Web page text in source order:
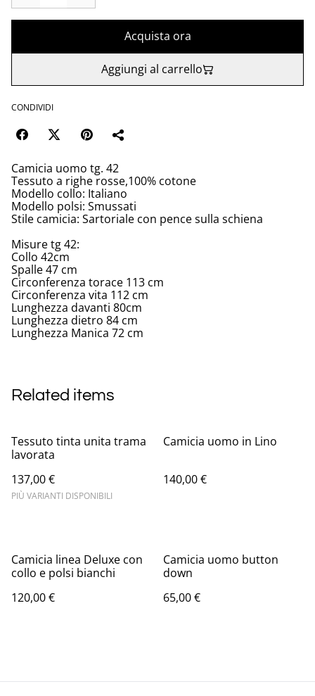
Acquista ora
Aggiungi al carrello
CONDIVIDI
Camicia uomo tg. 42
Tessuto a righe rosse,100% cotone
Modello collo: Italiano
Modello polsi: Smussati
Stile camicia: Sartoriale con pence sulla schiena
Misure tg 42:
Collo 42cm
Spalle 47 cm
Circonferenza torace 113 cm
Circonferenza vita 112 cm
Lunghezza davanti 80cm
Lunghezza dietro 84 cm
Lunghezza Manica 72 cm
Related items
Tessuto tinta unita trama
lavorata
137,00 €
PIÙ VARIANTI DISPONIBILI
Camicia uomo in Lino
140,00 €
Camicia linea Deluxe con
collo e polsi bianchi
120,00 €
Camicia uomo button
down
65,00 €